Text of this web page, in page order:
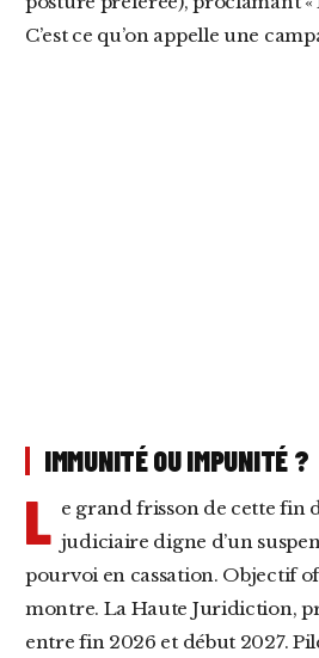
C’est ce qu’on appelle une
IMMUNITÉ OU IMPUNITÉ ?
L e grand frisson de cette fin
judiciaire digne d’un
pourvoi en cassation. Objectif
montre. La Haute Juridiction,
entre fin 2026 et début 2027.